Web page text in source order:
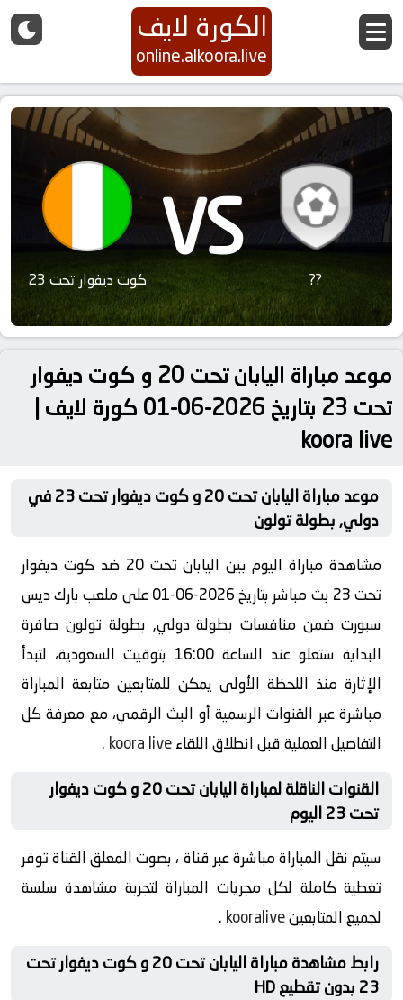
الكورة لايف
online.alkoora.live
??
VS كوت ديفوار تحت 23
موعد مباراة اليابان تحت 20 و كوت ديفوار
تحت 23 بتاريخ 2026-06-01 كورة لايف |
koora live
موعد مباراة اليابان تحت 20 و كوت ديفوار تحت 23 في
دولي, بطولة تولون
مشاهدة مباراة اليوم بين اليابان تحت 20 ضد كوت ديفوار
تحت 23 بث مباشر بتاريخ 2026-06-01 على ملعب بارك ديس
سبورت ضمن منافسات بطولة دولي, بطولة تولون صافرة
البداية ستعلو عند الساعة 16:00 بتوقيت السعودية، لتبدأ
الإثارة منذ اللحظة الأولى يمكن للمتابعين متابعة المباراة
مباشرة عبر القنوات الرسمية أو البث الرقمي، مع معرفة كل
التفاصيل العملية قبل انطلاق اللقاءkoora live
.
القنوات الناقلة لمباراة اليابان تحت 20 و كوت ديفوار
تحت 23 اليوم
سيتم نقل المباراة مباشرة عبر قناة ، بصوت المعلق القناة توفر
تغطية كاملة لكل مجريات المباراة لتجربة مشاهدة سلسة
لجميع المتابعينkooralive
.
رابط مشاهدة مباراة اليابان تحت 20 و كوت ديفوار تحت
23 بدون تقطيع HD